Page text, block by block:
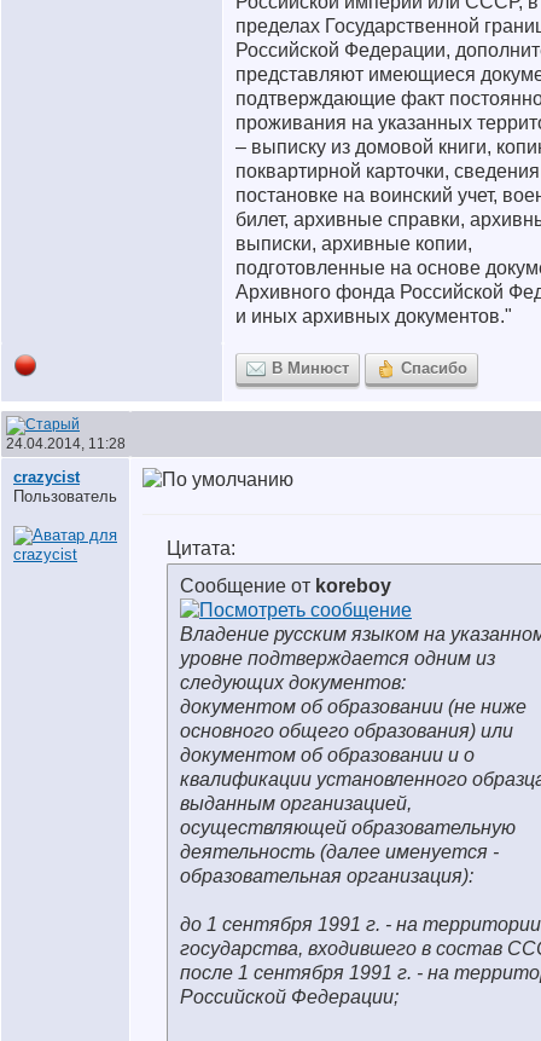
пределах Государственной
Российской Федерации,
представляют имеющиеся
подтверждающие факт
проживания на указанных
– выписку из домовой книги,
поквартирной карточки,
постановке на воинский учет,
билет, архивные справки,
выписки, архивные копии,
подготовленные на основе
Архивного фонда Российской
и иных архивных документов."
В Минюст Спасибо
24.04.2014, 11:28
crazycist
Пользователь
Цитата:
Сообщение от koreboy
Владение русским языком на
уровне подтверждается одним из
следующих документов:
документом об образовании (не ниже
основного общего образования) или
документом об образовании и о
квалификации установленного
выданным организацией,
осуществляющей образовательную
деятельность (далее именуется -
образовательная организация):
до 1 сентября 1991 г. - на территории
государства, входившего в состав
после 1 сентября 1991 г. - на
Российской Федерации;